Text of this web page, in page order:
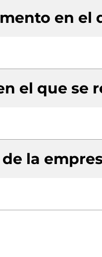
en el
el que se
la